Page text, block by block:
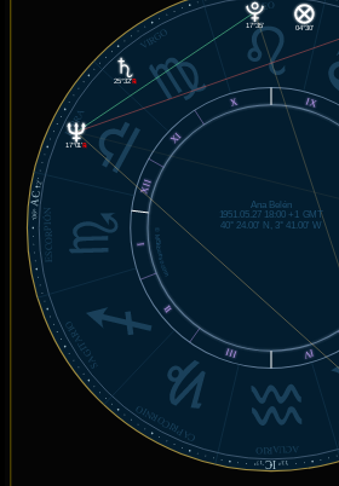
© MiSabueso.com
06°
AC
12'
13°
IC
17'
LEO
VIRGO
LIBRA
ESCORPIÓN
SAGITARIO
CAPRICORNIO
ACUARIO
X
XI
XII
I
II
III IV
IX
25°32'℞
17°01'℞
17°35' 04°30'
Ana Belén
1951.05.27 18:00 +1 GMT
40° 24.00' N, 3° 41.00' W